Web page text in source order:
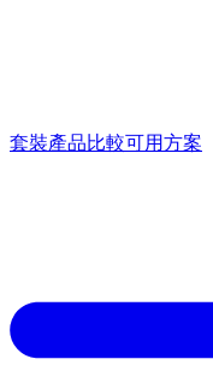
套裝產品比較可用方案